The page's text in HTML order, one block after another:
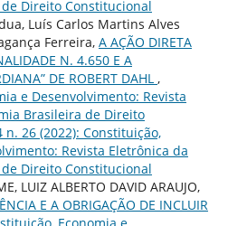
Direito Constitucional
Luís Carlos Martins Alves
Ferreira, A AÇÃO DIRETA
N. 4.650 E A
DE ROBERT DAHL ,
e Desenvolvimento: Revista
Brasileira de Direito
26 (2022): Constituição,
Revista Eletrônica da
Direito Constitucional
LUIZ ALBERTO DAVID ARAUJO,
E A OBRIGAÇÃO DE INCLUIR